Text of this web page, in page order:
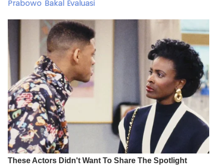
Prabowo Bakal Evaluasi